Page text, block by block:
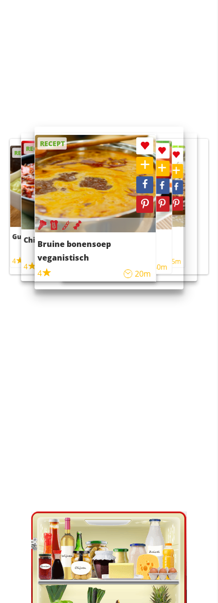
RECEPT
Guacamole
4
RECEPT
Chili con carne
4
RECEPT
Bruine bonensoep
veganistisch
4
20m
RECEPT
Sushi rijstsalade
maaltijdsalade
40m
RECEPT
4 55m